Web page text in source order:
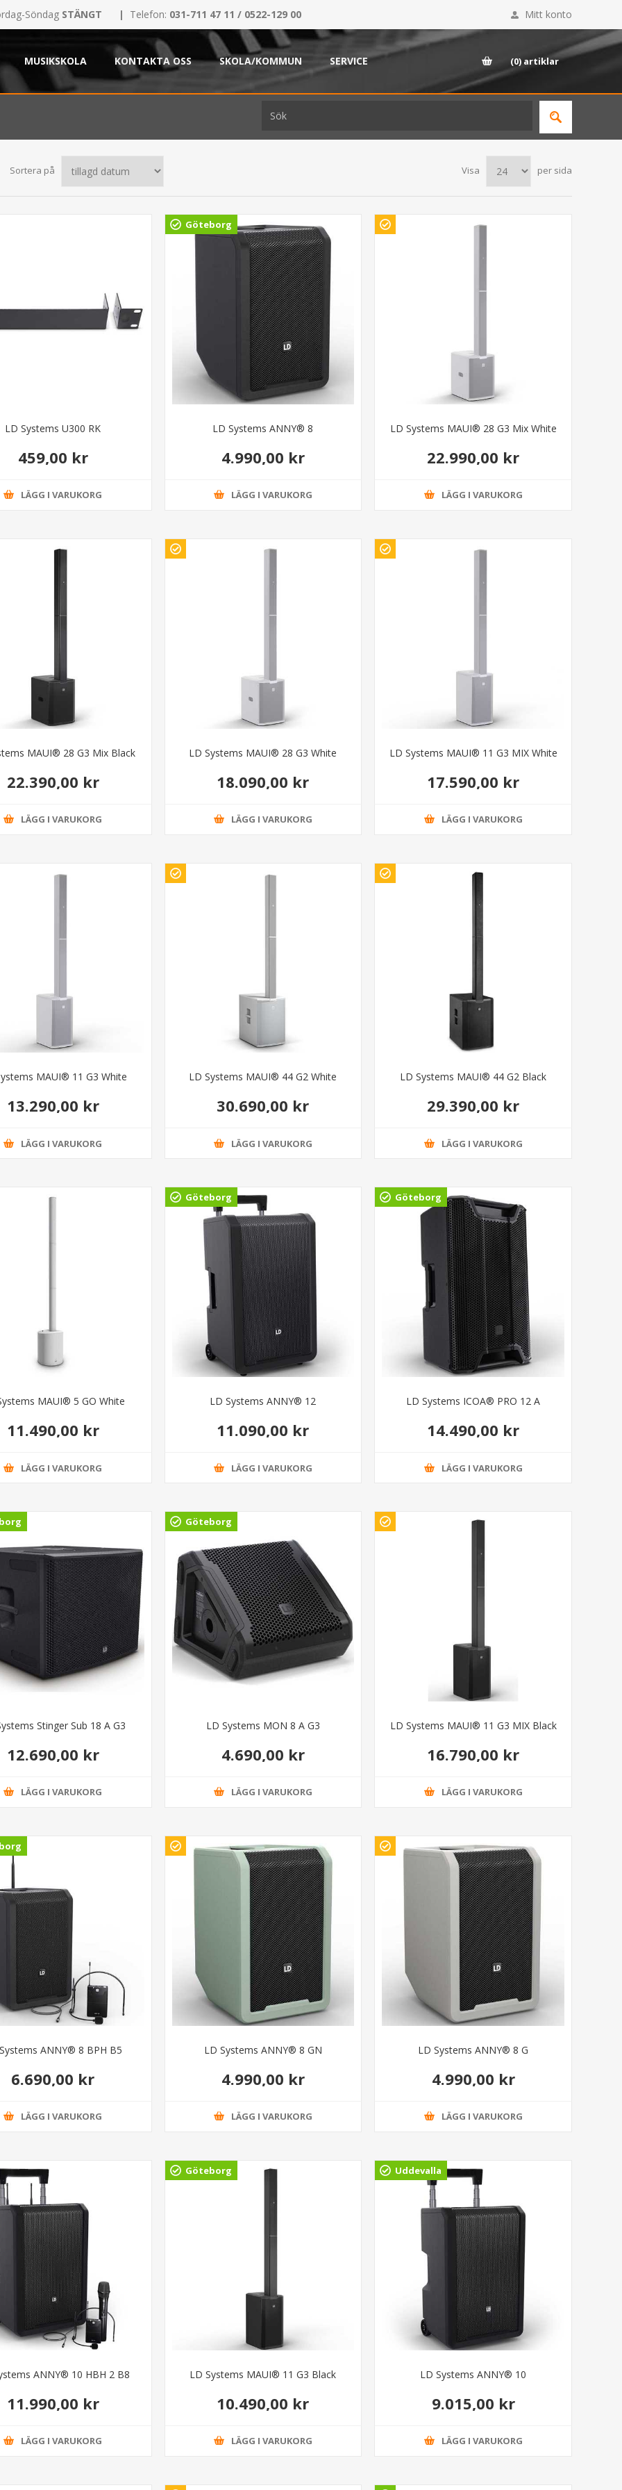
Söndag STÄNGT | Telefon: 031-711 47 11 / 0522-129 00 Mitt konto
MUSIKSKOLA KONTAKTA OSS SKOLA/KOMMUN SERVICE (0) artiklar
Sortera på Visa per sida
LD Systems U300 RK
459,00 kr
LÄGG I VARUKORG
Göteborg
LD Systems ANNY® 8
4.990,00 kr
LÄGG I VARUKORG
LD Systems MAUI® 28 G3 Mix White
22.990,00 kr
LÄGG I VARUKORG
MAUI® 28 G3 Mix Black
22.390,00 kr
LÄGG I VARUKORG
LD Systems MAUI® 28 G3 White
18.090,00 kr
LÄGG I VARUKORG
LD Systems MAUI® 11 G3 MIX White
17.590,00 kr
LÄGG I VARUKORG
MAUI® 11 G3 White
13.290,00 kr
LÄGG I VARUKORG
LD Systems MAUI® 44 G2 White
30.690,00 kr
LÄGG I VARUKORG
LD Systems MAUI® 44 G2 Black
29.390,00 kr
LÄGG I VARUKORG
MAUI® 5 GO White
11.490,00 kr
LÄGG I VARUKORG
Göteborg
LD Systems ANNY® 12
11.090,00 kr
LÄGG I VARUKORG
Göteborg
LD Systems ICOA® PRO 12 A
14.490,00 kr
LÄGG I VARUKORG
Stinger Sub 18 A G3
12.690,00 kr
LÄGG I VARUKORG
Göteborg
LD Systems MON 8 A G3
4.690,00 kr
LÄGG I VARUKORG
LD Systems MAUI® 11 G3 MIX Black
16.790,00 kr
LÄGG I VARUKORG
ANNY® 8 BPH B5
6.690,00 kr
LÄGG I VARUKORG
LD Systems ANNY® 8 GN
4.990,00 kr
LÄGG I VARUKORG
LD Systems ANNY® 8 G
4.990,00 kr
LÄGG I VARUKORG
ANNY® 10 HBH 2 B8
11.990,00 kr
LÄGG I VARUKORG
Göteborg
LD Systems MAUI® 11 G3 Black
10.490,00 kr
LÄGG I VARUKORG
Uddevalla
LD Systems ANNY® 10
9.015,00 kr
LÄGG I VARUKORG